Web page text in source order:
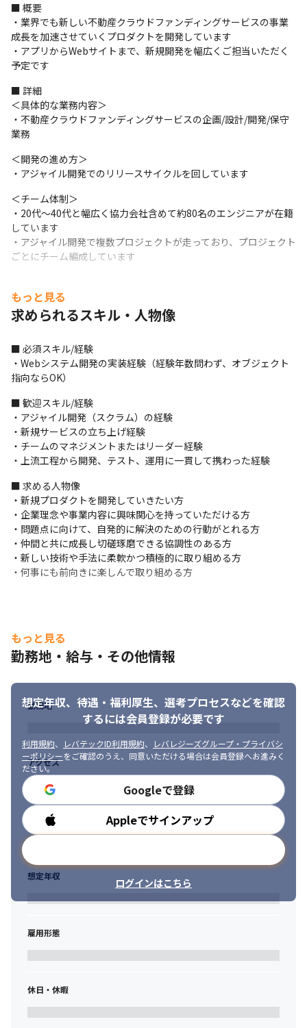
■ 概要
・業界でも新しい不動産クラウドファンディングサービスの事業
成長を加速させていくプロダクトを開発しています
・アプリからWebサイトまで、新規開発を幅広くご担当いただく
予定です
■ 詳細
＜具体的な業務内容＞
・不動産クラウドファンディングサービスの企画/設計/開発/保守
業務
＜開発の進め方＞
・アジャイル開発でのリリースサイクルを回しています
＜チーム体制＞
・20代～40代と幅広く協力会社含めて約80名のエンジニアが在籍
しています
・アジャイル開発で複数プロジェクトが走っており、プロジェクト
ごとにチーム編成しています
※開発プロジェクトの柔軟な異動が可能
■ この仕事の魅力、面白み
もっと見る
求められるスキル・人物像
■ 必須スキル/経験
・Webシステム開発の実装経験（経験年数問わず、オブジェクト
指向ならOK）
■ 歓迎スキル/経験
・アジャイル開発（スクラム）の経験
・新規サービスの立ち上げ経験
・チームのマネジメントまたはリーダー経験
・上流工程から開発、テスト、運用に一貫して携わった経験
■ 求める人物像
・新規プロダクトを開発していきたい方
・企業理念や事業内容に興味関心を持っていただける方
・問題点に向けて、自発的に解決のための行動がとれる方
・仲間と共に成長し切磋琢磨できる協調性のある方
・新しい技術や手法に柔軟かつ積極的に取り組める方
・何事にも前向きに楽しんで取り組める方
もっと見る
勤務地・給与・その他情報
想定年収、待遇・福利厚生、 選考プロセスなどを確認
するには会員登録が必要です
利用規約、 レバテックID利用規約、
レバレジーズグループ・プライバシ
ーポリシーをご確認のうえ、同意いただける場合は会員登録へお進みく
ださい。
Googleで登録
Appleでサインアップ
ログインはこちら
勤務地
アクセス
勤務時間
想定年収
雇用形態
休日・休暇